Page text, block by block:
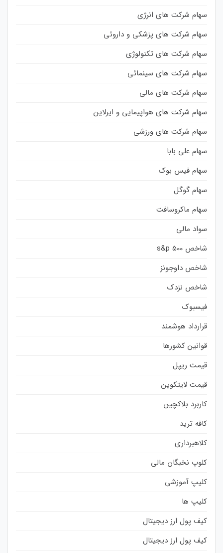
سهام شرکت های انرژی
سهام شرکت های پزشکی و داروئی
سهام شرکت های تکنولوژی
سهام شرکت های سینمائی
سهام شرکت های مالی
سهام شرکت های هواپیمایی و ایرلاین
سهام شرکت های ورزشی
سهام علی بابا
سهام فیس بوک
سهام گوگل
سهام ماکروسافت
سواد مالی
شاخص s&p 500
شاخص داوجونز
شاخص نزدک
فیسبوک
قرارداد هوشمند
قوانین کشورها
قیمت ریپل
قیمت لایتکوین
کاربرد بلاکچین
کافه ترید
کلاهبرداری
کلوپ نخبگان مالی
کلیپ آموزشی
کلیپ ها
کیف پول ارز دیجیتال
کیف پول ارز دیجیتال